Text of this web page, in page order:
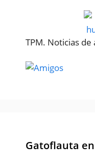
TPM. Noticias
Gatoflauta